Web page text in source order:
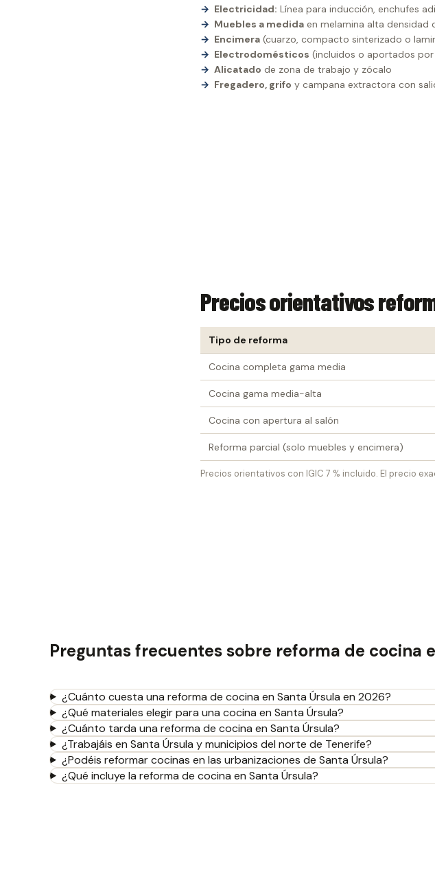
Electricidad: Línea para inducción, enchufes
Muebles a medida en melamina alta densidad
Encimera (cuarzo, compacto sinterizado o
Electrodomésticos (incluidos o aportados
Alicatado de zona de trabajo y zócalo
Fregadero, grifo y campana extractora con
Precios orientativos
Tipo de reforma
Cocina completa gama media
Cocina gama media-alta
Cocina con apertura al salón
Reforma parcial (solo muebles y encimera)
Precios orientativos con IGIC 7 % incluido. El precio
Preguntas frecuentes sobre reforma de cocina
¿Cuánto cuesta una reforma de cocina en Santa Úrsula en 2026?
¿Qué materiales elegir para una cocina en Santa Úrsula?
¿Cuánto tarda una reforma de cocina en Santa Úrsula?
¿Trabajáis en Santa Úrsula y municipios del norte de Tenerife?
¿Podéis reformar cocinas en las urbanizaciones de Santa Úrsula?
¿Qué incluye la reforma de cocina en Santa Úrsula?